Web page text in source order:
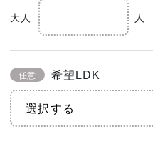
大人 人
任意 希望LDK